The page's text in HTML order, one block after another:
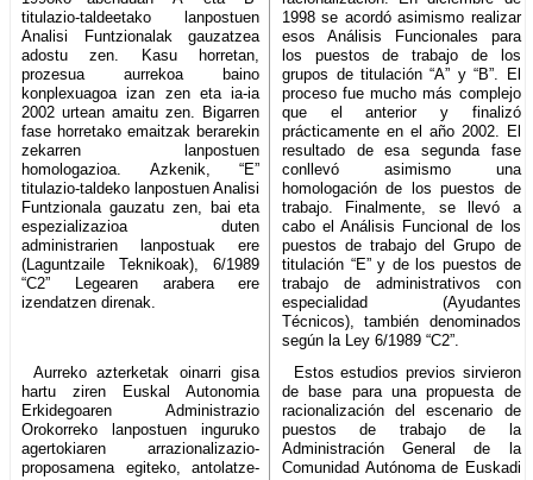
titulazio-taldeetako lanpostuen
Analisi Funtzionalak gauzatzea
adostu zen. Kasu horretan,
prozesua aurrekoa baino
konplexuagoa izan zen eta ia-ia
2002 urtean amaitu zen. Bigarren
fase horretako emaitzak berarekin
zekarren lanpostuen
homologazioa. Azkenik, “E”
titulazio-taldeko lanpostuen Analisi
Funtzionala gauzatu zen, bai eta
espezializazioa duten
administrarien lanpostuak ere
(Laguntzaile Teknikoak), 6/1989
“C2” Legearen arabera ere
izendatzen direnak.
1998 se acordó asimismo realizar
esos Análisis Funcionales para
los puestos de trabajo de los
grupos de titulación “A” y “B”. El
proceso fue mucho más complejo
que el anterior y finalizó
prácticamente en el año 2002. El
resultado de esa segunda fase
conllevó asimismo una
homologación de los puestos de
trabajo. Finalmente, se llevó a
cabo el Análisis Funcional de los
puestos de trabajo del Grupo de
titulación “E” y de los puestos de
trabajo de administrativos con
especialidad (Ayudantes
Técnicos), también denominados
según la Ley 6/1989 “C2”.
Aurreko azterketak oinarri gisa
hartu ziren Euskal Autonomia
Erkidegoaren Administrazio
Orokorreko lanpostuen inguruko
agertokiaren arrazionalizazio-
proposamena egiteko, antolatze-
Estos estudios previos sirvieron
de base para una propuesta de
racionalización del escenario de
puestos de trabajo de la
Administración General de la
Comunidad Autónoma de Euskadi